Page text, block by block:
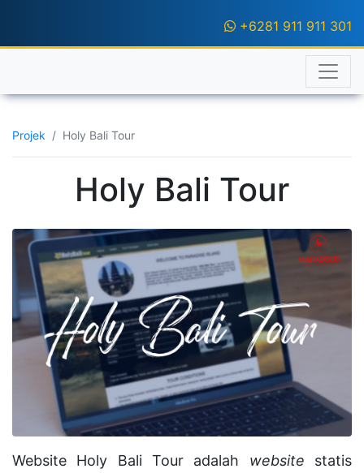
+6281 911 911 301
Projek Holy Bali Tour
Holy Bali Tour
Website Holy Bali Tour adalah website statis